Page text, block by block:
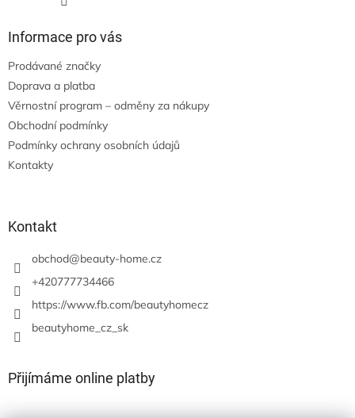
Informace pro vás
Prodávané značky
Doprava a platba
Věrnostní program – odměny za nákupy
Obchodní podmínky
Podmínky ochrany osobních údajů
Kontakty
Kontakt
obchod@beauty-home.cz
+420777734466
https://www.fb.com/beautyhomecz
beautyhome_cz_sk
Přijímáme online platby